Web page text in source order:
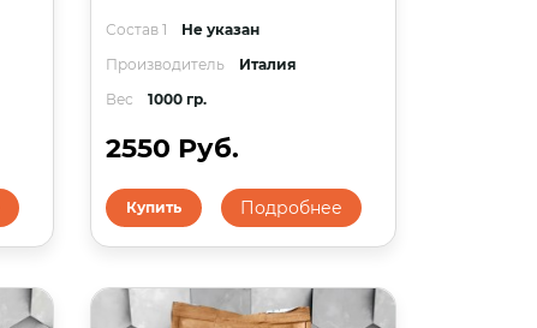
Состав 1
Не указан
Производитель
Италия
Вес
1000 гр.
2550 Руб.
Купить Подробнее